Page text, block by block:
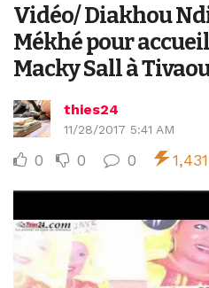
Vidéo/ Diakhou
Mékhé pour
Macky Sall à
thies24
11/28/2017 5:41 AM
0 0 0 1,431